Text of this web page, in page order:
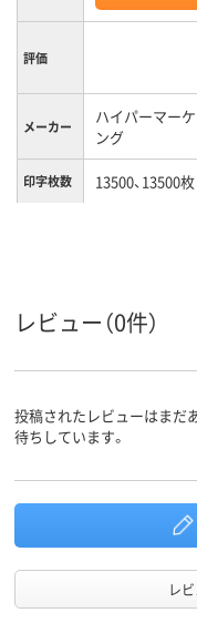
評価
メーカー
ハイパーマー
ング
印字枚数 13500、13500枚
レビュー（0件）
投稿されたレビューはまだ
待ちしています。
レ